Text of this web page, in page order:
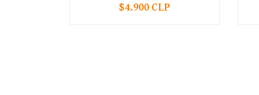
+
$4.900 CLP